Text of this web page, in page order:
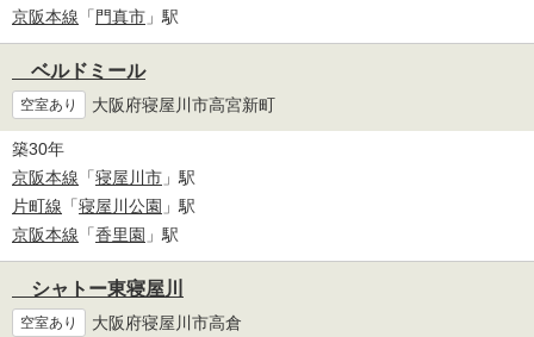
京阪本線 「 門真市 」駅
ベルドミール
空室あり 大阪府寝屋川市高宮新町
築30年
京阪本線 「寝屋川市 」駅
片町線 「寝屋川公園 」駅
京阪本線 「香里園 」駅
シャトー東寝屋川
空室あり 大阪府寝屋川市高倉